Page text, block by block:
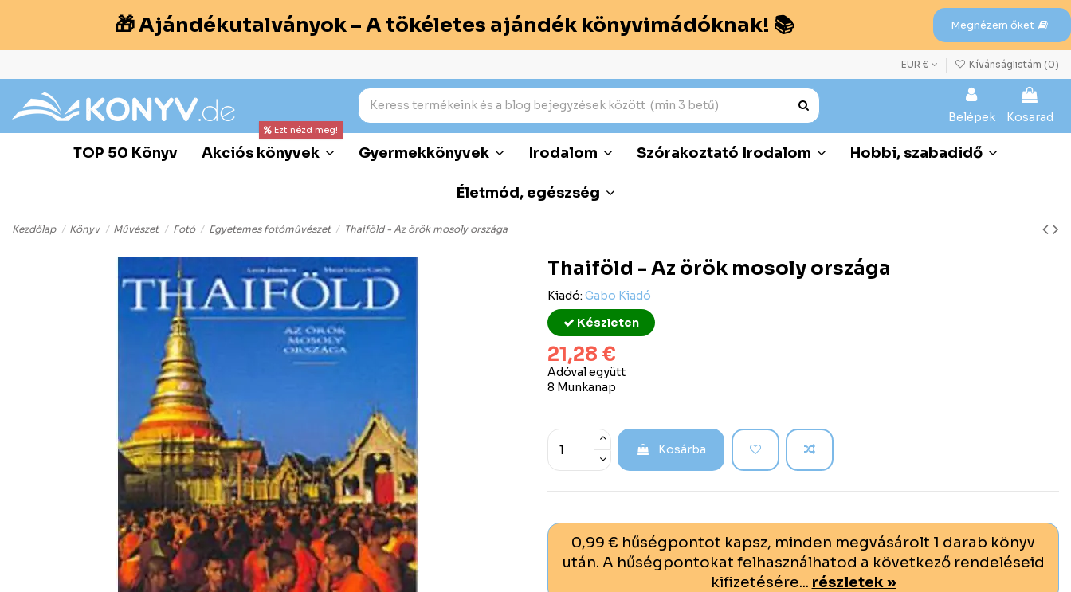
🎁 Ajándékutalványok – A tökéletes ajándék könyvimádóknak! 📚 Megnézem őket
EUR € Kívánságlistám (0)
Belépek Kosarad
TOP 50 Könyv Akciós könyvek
Ezt nézd meg!
Gyermekkönyvek Irodalom Szórakoztató Irodalom Hobbi, szabadidő
Életmód, egészség
Kezdőlap Könyv Művészet Fotó Egyetemes fotóművészet Thaiföld - Az örök mosoly országa
Thaiföld - Az örök mosoly országa
Kiadó: Gabo Kiadó
Készleten
21,28 €
Adóval együtt
8 Munkanap
Kosárba
0,99 € hűségpontot kapsz, minden megvásárolt 1 darab könyv
után. A hűségpontokat felhasználhatod a következő rendeléseid
kifizetésére... részletek »